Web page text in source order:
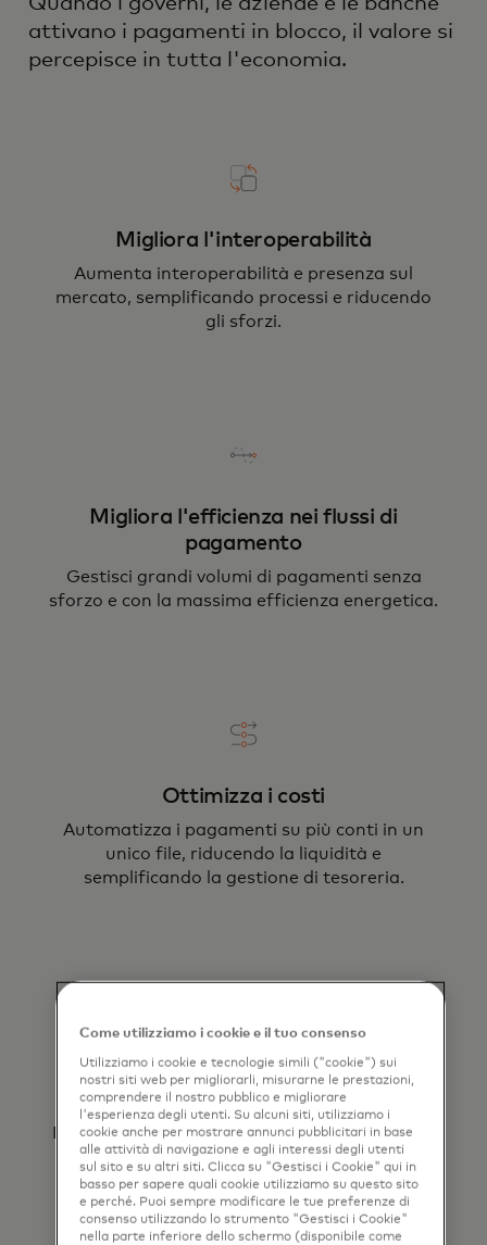
attivano i pagamenti in blocco, il valore si
percepisce in tutta l'economia.
Migliora l'interoperabilità
Aumenta interoperabilità e presenza sul
mercato, semplificando processi e riducendo
gli sforzi.
Migliora l'efficienza nei flussi di
pagamento
Gestisci grandi volumi di pagamenti senza
sforzo e con la massima efficienza energetica.
Ottimizza i costi
Automatizza i pagamenti su più conti in un
unico file, riducendo la liquidità e
semplificando la gestione di tesoreria.
Programma per dopo o elabora
quando necessario
Pianifica comodamente i pagamenti per date
future o elaborali il giorno stesso secondo
necessità.
Come utilizziamo i cookie e il tuo consenso
Utilizziamo i cookie e tecnologie simili ("cookie") sui
nostri siti web per migliorarli, misurarne le prestazioni,
comprendere il nostro pubblico e migliorare
l'esperienza degli utenti. Su alcuni siti, utilizziamo i
cookie anche per mostrare annunci pubblicitari in base
alle attività di navigazione e agli interessi degli utenti
sul sito e su altri siti. Clicca su "Gestisci i Cookie" qui in
basso per sapere quali cookie utilizziamo su questo sito
e perché. Puoi sempre modificare le tue preferenze di
consenso utilizzando lo strumento "Gestisci i Cookie"
nella parte inferiore dello schermo (disponibile come